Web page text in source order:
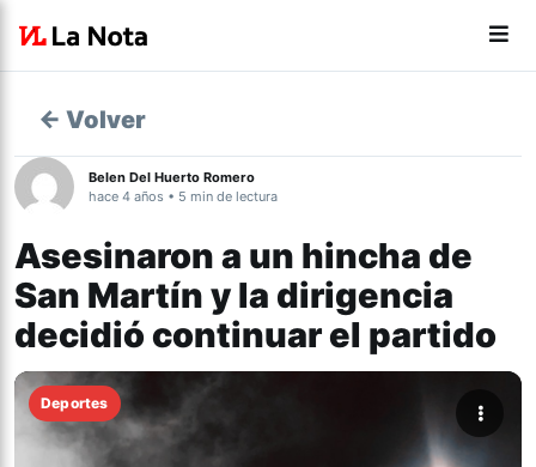
← Volver
Belen Del Huerto Romero
hace 4 años • 5 min de lectura
Asesinaron a un hincha de
San Martín y la dirigencia
decidió continuar el partido
Deportes